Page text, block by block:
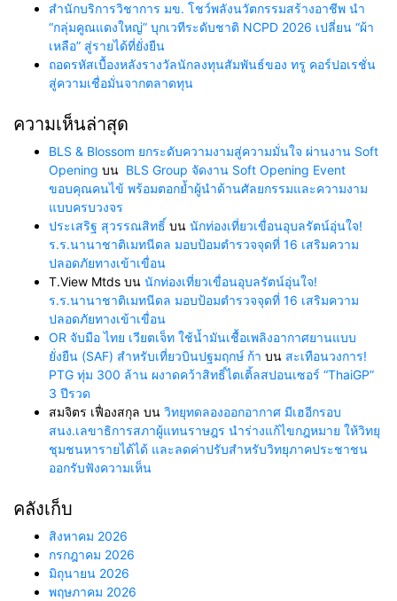
สำนักบริการวิชาการ มข. โชว์พลังนวัตกรรมสร้างอาชีพ นำ
“กลุ่มคูณแดงใหญ่” บุกเวทีระดับชาติ NCPD 2026 เปลี่ยน “ผ้า
เหลือ” สู่รายได้ที่ยั่งยืน
ถอดรหัสเบื้องหลังรางวัลนักลงทุนสัมพันธ์ของ ทรู คอร์ปอเรชั่น
สู่ความเชื่อมั่นจากตลาดทุน
ความเห็นล่าสุด
BLS & Blossom ยกระดับความงามสู่ความมั่นใจ ผ่านงาน Soft
Opening บน BLS Group จัดงาน Soft Opening Event
ขอบคุณคนไข้ พร้อมตอกย้ำผู้นำด้านศัลยกรรมและความงาม
แบบครบวงจร
ประเสริฐ สุวรรณสิทธิ์ บน นักท่องเที่ยวเขื่อนอุบลรัตน์อุ่นใจ!
ร.ร.นานาชาติเมทนีดล มอบป้อมตำรวจจุดที่ 16 เสริมความ
ปลอดภัยทางเข้าเขื่อน
T.View Mtds บน นักท่องเที่ยวเขื่อนอุบลรัตน์อุ่นใจ!
ร.ร.นานาชาติเมทนีดล มอบป้อมตำรวจจุดที่ 16 เสริมความ
ปลอดภัยทางเข้าเขื่อน
OR จับมือ ไทย เวียตเจ็ท ใช้น้ำมันเชื้อเพลิงอากาศยานแบบ
ยั่งยืน (SAF) สำหรับเที่ยวบินปฐมฤกษ์ ก้า บน สะเทือนวงการ!
PTG ทุ่ม 300 ล้าน ผงาดคว้าสิทธิ์ไตเติ้ลสปอนเซอร์ “ThaiGP”
3 ปีรวด
สมจิตร เฟื่องสกุล บน วิทยุทดลองออกอากาศ มีเฮอีกรอบ
สนง.เลขาธิการสภาผู้แทนราษฎร นำร่างแก้ไขกฎหมาย ให้วิทยุ
ชุมชนหารายได้ได้ และลดค่าปรับสำหรับวิทยุภาคประชาชน
ออกรับฟังความเห็น
คลังเก็บ
สิงหาคม 2026
กรกฎาคม 2026
มิถุนายน 2026
พฤษภาคม 2026